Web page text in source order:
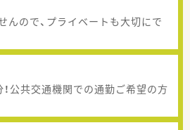
んので、プライベートも大切にで
公共交通機関での通勤ご希望の方